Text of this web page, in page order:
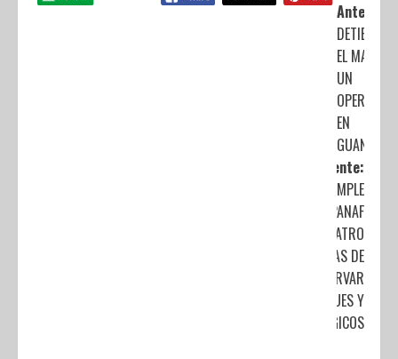
Anterior:
DETIENEN A
EL MARRO
UN
OPERATIVO
EN
Siguiente:
CUMPLE
CEPANAF
CUATRO
DÉCADAS DE
CONSERVAR
PARQUES Y
ZOOLÓGICOS